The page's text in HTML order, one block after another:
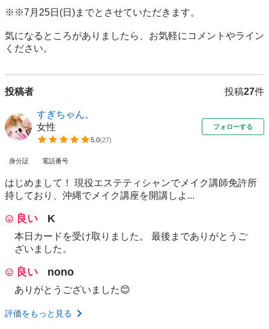
※※7月25日(日)までとさせていただきます。
気になるところがありましたら、お気軽にコメントやライン
ください。
投稿者 投稿27件
すぎちゃん。
女性
5.0(27)
フォローする
身分証 電話番号
はじめまして！ 現役エステティシャンでメイク講師免許所
持しており、沖縄でメイク講座を開講しよ...
良い K
本日カードを受け取りました。 最後までありがとうご
ざいました。
良い nono
ありがとうございました😊
評価をもっと見る